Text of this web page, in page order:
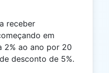
receber
em
2% ao ano por 20
desconto de 5%.